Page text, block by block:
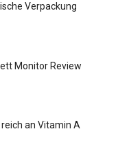
Verpackung
Monitor Review
an Vitamin A